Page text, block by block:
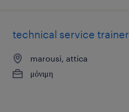
technical service trainer
marousi, attica
μόνιμη